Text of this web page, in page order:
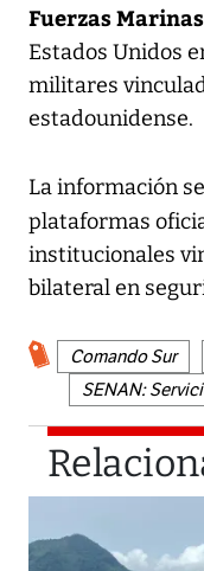
Fuerzas
Estados Unidos
militares
estadounidense.
La información
plataformas
institucionales
bilateral en
Comando Sur
SENAN: